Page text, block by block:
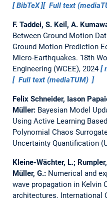
BibTeX
Full text
F. Taddei, S. Keil, A.
Between Ground Motion
Ground Motion Prediction
Micro-Earthquakes. 18th
Engineering (WCEE), 2024
Full text (mediaTUM)
Felix Schneider, Iason
Müller: Bayesian Model
Using Active Learning
Polynomial Chaos
Uncertainty Quantification
Kleine-Wächter, L.;
Müller, G.: Numerical and
wave propagation in Kelvin
architectures. International